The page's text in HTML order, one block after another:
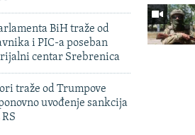
BiH traže od
i PIC-a poseban
centar Srebrenica
traže od Trumpove
uvođenje sankcija